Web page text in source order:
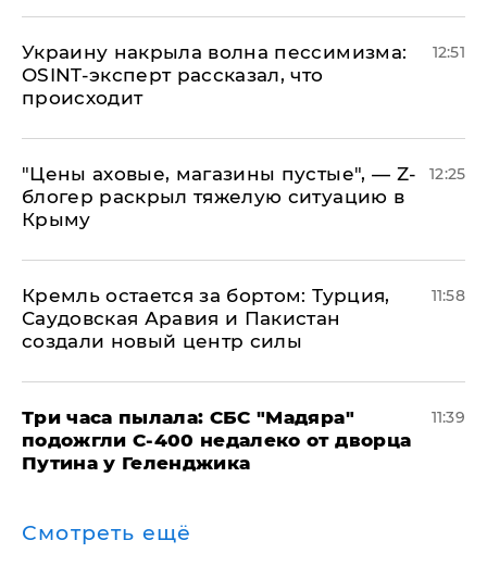
​Украину накрыла волна пессимизма:
OSINT-эксперт рассказал, что
происходит
12:51
​"Цены аховые, магазины пустые", — Z-
блогер раскрыл тяжелую ситуацию в
Крыму
12:25
​Кремль остается за бортом: Турция,
Саудовская Аравия и Пакистан
создали новый центр силы
11:58
Три часа пылала: СБС "Мадяра"
подожгли С-400 недалеко от дворца
Путина у Геленджика
11:39
Смотреть ещё